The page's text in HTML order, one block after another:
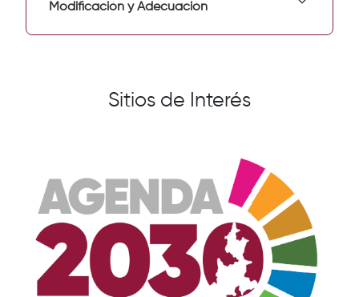
Modificación y Adecuación
Sitios de Interés